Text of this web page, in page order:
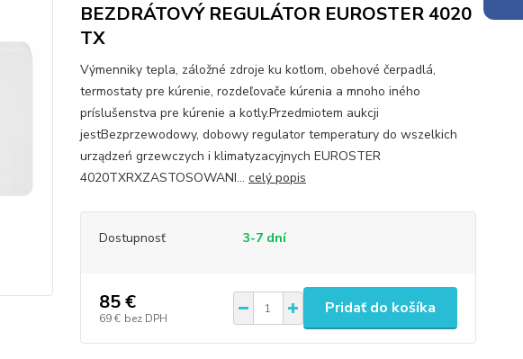
BEZDRÁTOVÝ REGULÁTOR EUROSTER 4020
TX
Výmenniky tepla, záložné zdroje ku kotlom, obehové čerpadlá,
termostaty pre kúrenie, rozdeľovače kúrenia a mnoho iného
príslušenstva pre kúrenie a kotly.Przedmiotem aukcji
jestBezprzewodowy, dobowy regulator temperatury do wszelkich
urządzeń grzewczych i klimatyzacyjnych EUROSTER
4020TXRXZASTOSOWANI... celý popis
Dostupnosť 3-7 dní
85 €
69 € bez DPH
Pridať do košíka